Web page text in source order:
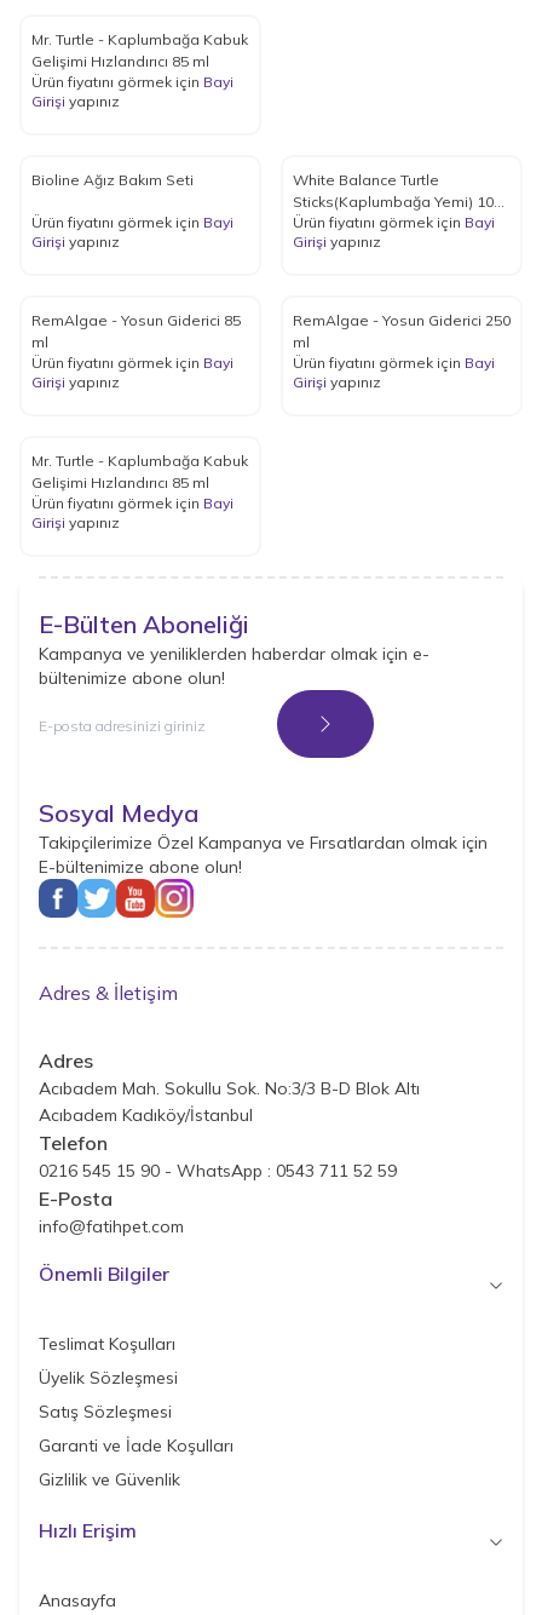
Mr. Turtle - Kaplumbağa Kabuk
Gelişimi Hızlandırıcı 85 ml
Ürün fiyatını görmek için Bayi
Girişi yapınız
Bioline Ağız Bakım Seti
Ürün fiyatını görmek için Bayi
Girişi yapınız
White Balance Turtle
Sticks(Kaplumbağa Yemi) 1000
ml
Ürün fiyatını görmek için Bayi
Girişi yapınız
RemAlgae - Yosun Giderici 85
ml
Ürün fiyatını görmek için Bayi
Girişi yapınız
RemAlgae - Yosun Giderici 250
ml
Ürün fiyatını görmek için Bayi
Girişi yapınız
Mr. Turtle - Kaplumbağa Kabuk
Gelişimi Hızlandırıcı 85 ml
Ürün fiyatını görmek için Bayi
Girişi yapınız
E-Bülten Aboneliği
Kampanya ve yeniliklerden haberdar olmak için e-
bültenimize abone olun!
Kayıt Ol
Sosyal Medya
Takipçilerimize Özel Kampanya ve Fırsatlardan olmak için
E-bültenimize abone olun!
Adres & İletişim
Adres
Acıbadem Mah. Sokullu Sok. No:3/3 B-D Blok Altı
Acıbadem Kadıköy/İstanbul
Telefon
0216 545 15 90 - WhatsApp : 0543 711 52 59
E-Posta
info@fatihpet.com
Önemli Bilgiler
Teslimat Koşulları
Üyelik Sözleşmesi
Satış Sözleşmesi
Garanti ve İade Koşulları
Gizlilik ve Güvenlik
Hızlı Erişim
Anasayfa